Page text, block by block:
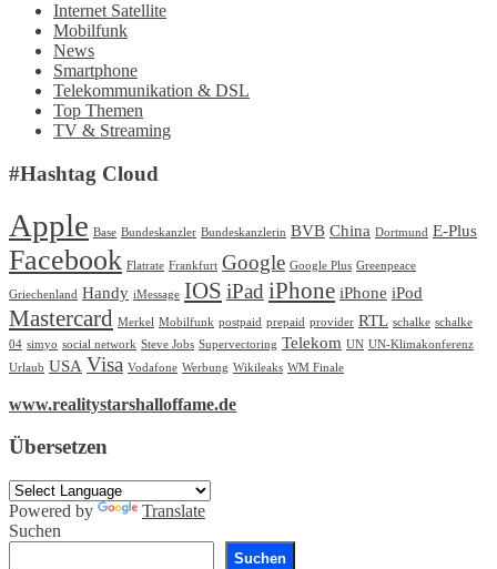
Internet Satellite
Mobilfunk
News
Smartphone
Telekommunikation & DSL
Top Themen
TV & Streaming
#Hashtag Cloud
Apple Base Bundeskanzler Bundeskanzlerin BVB China Dortmund E-Plus
Facebook Flatrate Frankfurt Google Google Plus Greenpeace
Griechenland Handy iMessage IOS iPad iPhone iPhone iPod
Mastercard Merkel Mobilfunk postpaid prepaid provider RTL schalke schalke
04 simyo social network Steve Jobs Supervectoring Telekom UN UN-Klimakonferenz
Urlaub USA Visa Vodafone Werbung Wikileaks WM Finale
www.realitystarshalloffame.de
Übersetzen
Powered by
Translate
Suchen
Suchen